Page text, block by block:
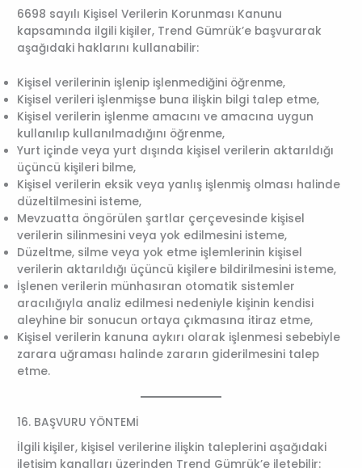
6698 sayılı Kişisel Verilerin Korunması Kanunu
kapsamında ilgili kişiler, Trend Gümrük’e başvurarak
aşağıdaki haklarını kullanabilir:
Kişisel verilerinin işlenip işlenmediğini öğrenme,
Kişisel verileri işlenmişse buna ilişkin bilgi talep etme,
Kişisel verilerin işlenme amacını ve amacına uygun
kullanılıp kullanılmadığını öğrenme,
Yurt içinde veya yurt dışında kişisel verilerin aktarıldığı
üçüncü kişileri bilme,
Kişisel verilerin eksik veya yanlış işlenmiş olması halinde
düzeltilmesini isteme,
Mevzuatta öngörülen şartlar çerçevesinde kişisel
verilerin silinmesini veya yok edilmesini isteme,
Düzeltme, silme veya yok etme işlemlerinin kişisel
verilerin aktarıldığı üçüncü kişilere bildirilmesini isteme,
İşlenen verilerin münhasıran otomatik sistemler
aracılığıyla analiz edilmesi nedeniyle kişinin kendisi
aleyhine bir sonucun ortaya çıkmasına itiraz etme,
Kişisel verilerin kanuna aykırı olarak işlenmesi sebebiyle
zarara uğraması halinde zararın giderilmesini talep
etme.
16. BAŞVURU YÖNTEMİ
İlgili kişiler, kişisel verilerine ilişkin taleplerini aşağıdaki
iletişim kanalları üzerinden Trend Gümrük’e iletebilir: